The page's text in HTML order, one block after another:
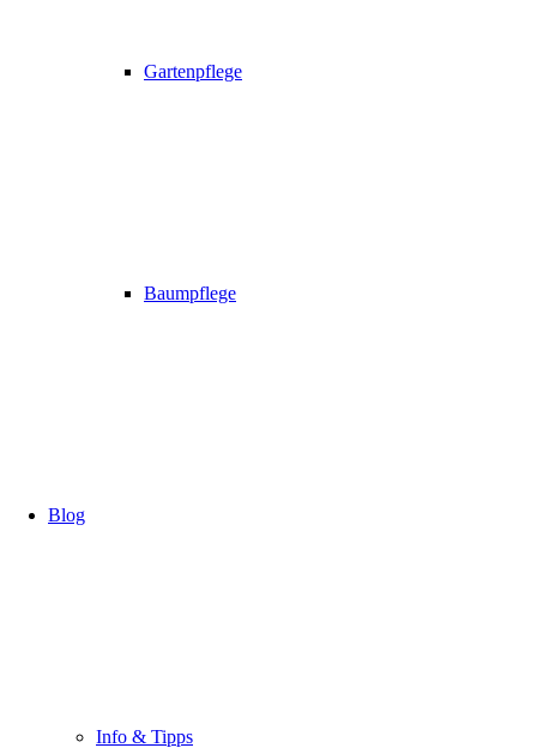
Gartenpflege
Baumpflege
Blog
Info & Tipps